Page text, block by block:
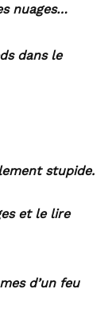
nuages…
dans le
stupide.
et le lire
d’un feu